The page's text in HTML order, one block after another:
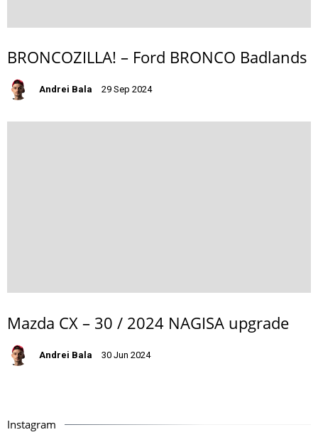
BRONCOZILLA! – Ford BRONCO Badlands
Andrei Bala 29 Sep 2024
Mazda CX – 30 / 2024 NAGISA upgrade
Andrei Bala 30 Jun 2024
Instagram